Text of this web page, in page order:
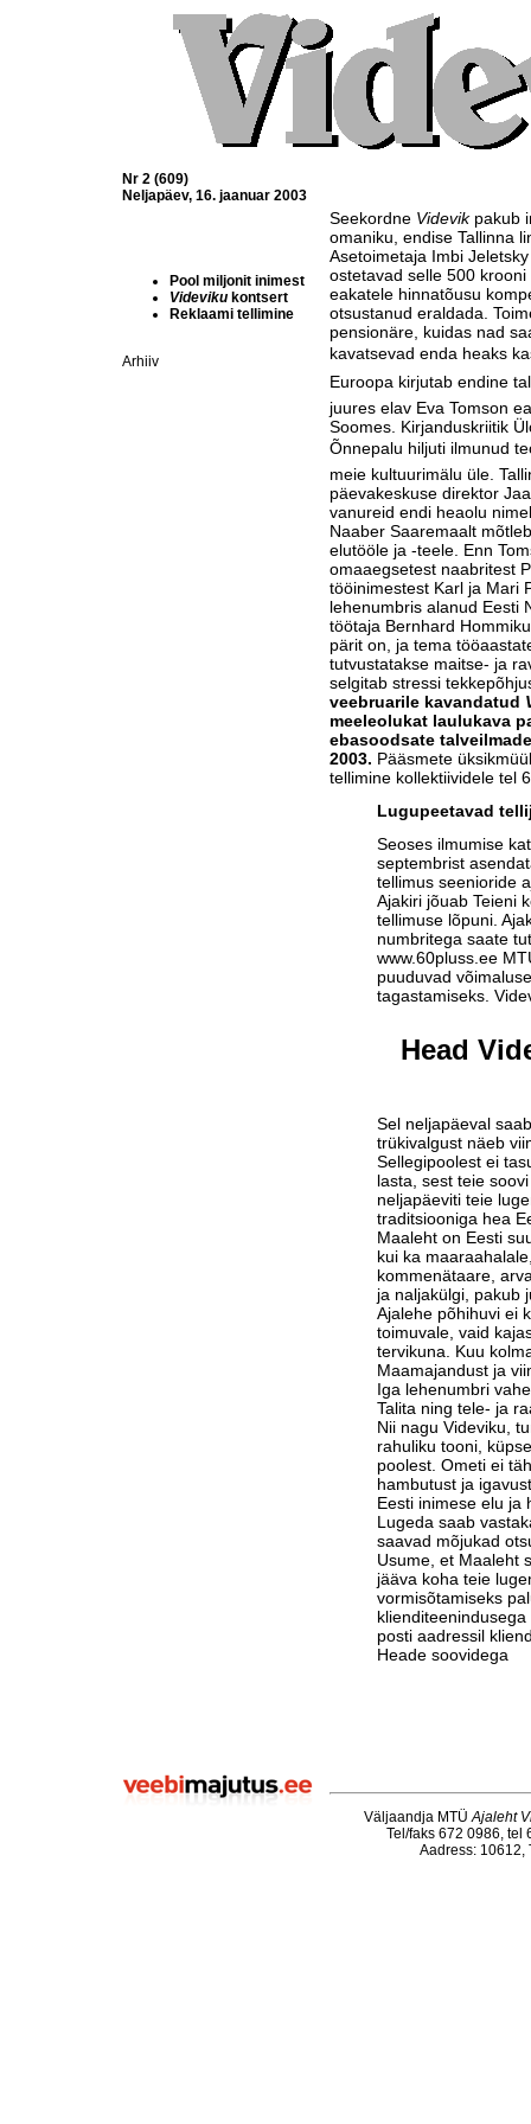
Nr 2 (609)
Neljapäev, 16. jaanuar 2003
Pool miljonit inimest
Videviku kontsert
Reklaami tellimine
Arhiiv
Seekordne Videvikpakub
omaniku, endise Tallinna
Asetoimetaja Imbi
ostetavad selle 500
eakatele hinnatõusu
otsustanud eraldada.
pensionäre, kuidas nad
kavatsevad enda heaks
Euroopa kirjutab endine
juures elav Eva Tomson
Soomes. Kirjanduskriitik
Õnnepalu hiljuti ilmunud
meie kultuurimälu üle.
päevakeskuse direktor
vanureid endi heaolu
Naaber Saaremaalt
elutööle ja -teele. Enn
omaaegsetest naabritest
tööinimestest Karl ja Mari
lehenumbris alanud Eesti
töötaja Bernhard
pärit on, ja tema
tutvustatakse maitse- ja
selgitab stressi
veebruarile kavandatud
meeleolukat laulukava
ebasoodsate
2003. Pääsmete
tellimine kollektiividele tel
Lugupeetavad
Seoses ilmumise
septembrist
tellimus seenioride
Ajakiri jõuab Teieni
tellimuse lõpuni.
numbritega saate
www.60pluss.ee
puuduvad
tagastamiseks.
Head
Sel neljapäeval
trükivalgust näeb
Sellegipoolest ei
lasta, sest teie
neljapäeviti teie
traditsiooniga hea
Maaleht on Eesti
kui ka
kommenätaare,
ja naljakülgi, pakub
Ajalehe põhihuvi ei
toimuvale, vaid
tervikuna. Kuu
Maamajandust ja
Iga lehenumbri
Talita ning tele- ja
Nii nagu Videviku,
rahuliku tooni,
poolest. Ometi ei
hambutust ja
Eesti inimese elu ja
Lugeda saab
saavad mõjukad
Usume, et Maaleht
jääva koha teie
vormisõtamiseks
posti aadressil
Heade soovidega
Väljaandja MTÜAjaleht
Tel/faks 672 0986, tel
Aadress: 10612,